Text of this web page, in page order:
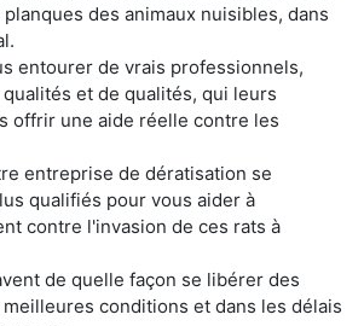
des animaux nuisibles, dans
entourer de vrais professionnels,
et de qualités, qui leurs
offrir une aide réelle contre les
entreprise de dératisation se
qualifiés pour vous aider à
contre l'invasion de ces rats à
de quelle façon se libérer des
conditions et dans les délais